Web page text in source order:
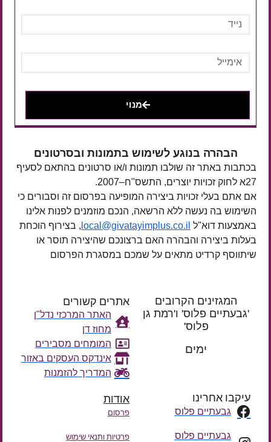
מנוי
הבהרה בנוגע לשימוש בתמונות ובסרטונים
בכתבות באתר זה שולבו תמונות ו/או סרטונים בהתאם לסעיף
27א לחוק זכויות יוצרים, התשס"ח–2007.
אם אתם בעלי זכויות ביצירה המופיעה בפרסום זה וסבורים כי
השימוש בה נעשה ללא הרשאה, הנכם מוזמנים לפנות אלינו
באמצעות דוא"ל local@givatayimplus.co.il , בצירוף הוכחת
בעלות ביצירה והבהרה האם ברצונכם שהיצירה תוסר או
שיתווסף קרדיט מתאים על שמכם במסגרת הפרסום
המגזינים הקרובים
'גבעתיים פלוס' ו'רמת גן
פלוס'
ימים
אתרים קשורים
האתר המרכזי נדל"ן
מחוז דן
המומחים מסבירים
אינדקס העסקים באזור
המדריך להזמנות
עיקבו אחרינו
גבעתיים פלוס
גבעתיים פלוס
אודות
פרסום
פרטיות ותנאי שימוש